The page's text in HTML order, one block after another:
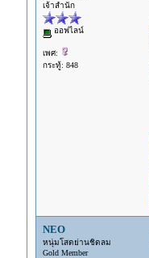
เจ้าสำนัก
ออฟไลน์
เพศ:
กระทู้: 848
NEO
หนุ่มโสดย่านชิดลม
Gold Member